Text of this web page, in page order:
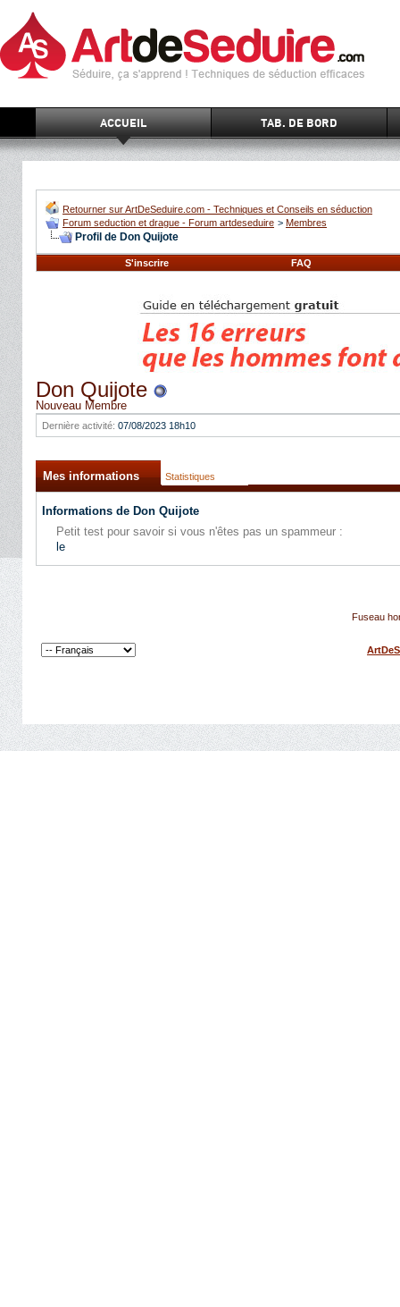
ACCUEIL TAB. DE BORD
Retourner sur ArtDeSeduire.com - Techniques et Conseils en séduction
Forum seduction et drague - Forum artdeseduire > Membres
Profil de Don Quijote
S'inscrire FAQ
Don Quijote
Nouveau Membre
Dernière activité: 07/08/2023 18h10
Mes informations Statistiques
Informations de Don Quijote
Petit test pour savoir si vous n'êtes pas un spammeur :
le
Fuseau